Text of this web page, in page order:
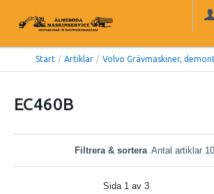
Start / Artiklar / Volvo Grävmaskiner,
EC460B
Filtrera & sortera Antal artiklar
Sida 1 av 3